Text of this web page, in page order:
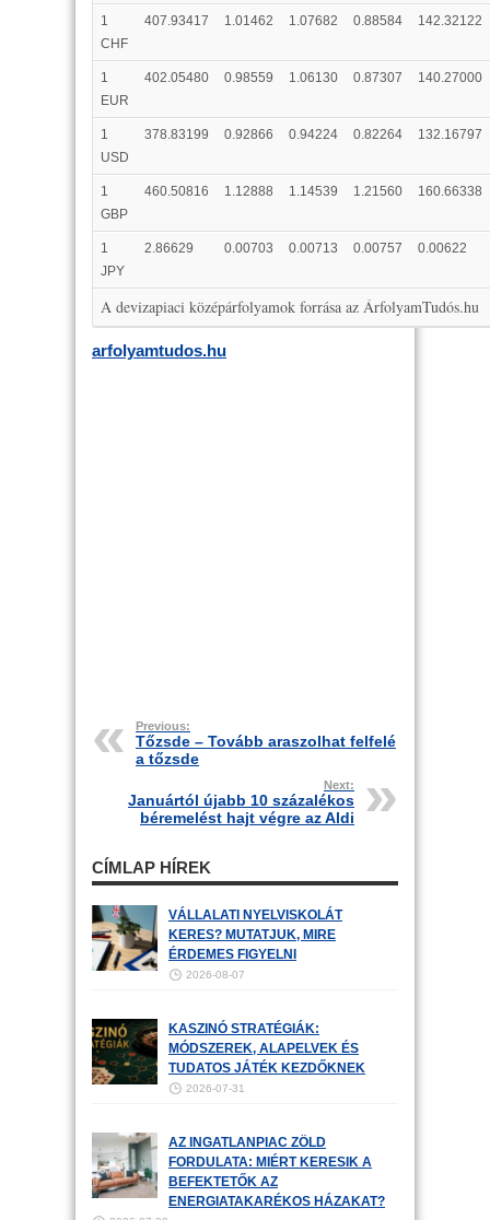
1
CHF
407.93417 1.01462 1.07682 0.88584 142.32122
1
EUR
402.05480 0.98559 1.06130 0.87307 140.27000
1
USD
378.83199 0.92866 0.94224 0.82264 132.16797
1
GBP
460.50816 1.12888 1.14539 1.21560 160.66338
1
JPY
2.86629 0.00703 0.00713 0.00757 0.00622
A devizapiaci középárfolyamok forrása az ÁrfolyamTudós.hu
arfolyamtudos.hu
Previous:
Tőzsde – Tovább araszolhat felfelé
a tőzsde
Next:
Januártól újabb 10 százalékos
béremelést hajt végre az Aldi
CÍMLAP HÍREK
VÁLLALATI NYELVISKOLÁT
KERES? MUTATJUK, MIRE
ÉRDEMES FIGYELNI
2026-08-07
KASZINÓ STRATÉGIÁK:
MÓDSZEREK, ALAPELVEK ÉS
TUDATOS JÁTÉK KEZDŐKNEK
2026-07-31
AZ INGATLANPIAC ZÖLD
FORDULATA: MIÉRT KERESIK A
BEFEKTETŐK AZ
ENERGIATAKARÉKOS HÁZAKAT?